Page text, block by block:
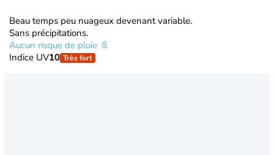
Beau temps peu nuageux devenant variable.
Sans précipitations.
Aucun risque de pluie
Indice UV10 Très fort